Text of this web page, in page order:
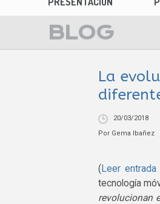
BLOG
La
20/03/2018
Por Gema Ibañez
( Leer entrada
tecnología
revolucionan